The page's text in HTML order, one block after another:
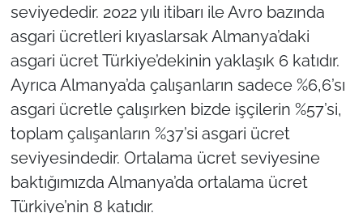
seviyededir. 2022 yılı itibarı ile Avro bazında
asgari ücretleri kıyaslarsak Almanya’daki
asgari ücret Türkiye’dekinin yaklaşık 6 katıdır.
Ayrıca Almanya’da çalışanların sadece %6,6’sı
asgari ücretle çalışırken bizde işçilerin %57’si,
toplam çalışanların %37’si asgari ücret
seviyesindedir. Ortalama ücret seviyesine
baktığımızda Almanya’da ortalama ücret
Türkiye’nin 8 katıdır.